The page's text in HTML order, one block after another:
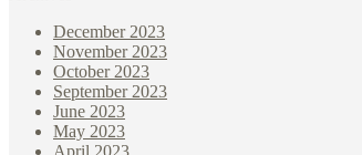
December 2023
November 2023
October 2023
September 2023
June 2023
May 2023